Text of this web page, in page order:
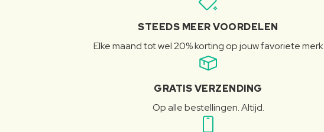
STEEDS MEER VOORDELEN
Elke maand tot wel 20% korting op jouw favoriete merk
GRATIS VERZENDING
Op alle bestellingen. Altijd.